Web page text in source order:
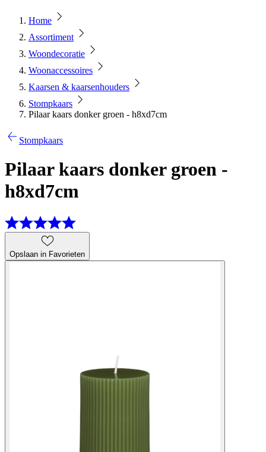
Home
Assortiment
Woondecoratie
Woonaccessoires
Kaarsen & kaarsenhouders
Stompkaars
Pilaar kaars donker groen - h8xd7cm
Stompkaars
Pilaar kaars donker groen -
h8xd7cm
Opslaan in Favorieten